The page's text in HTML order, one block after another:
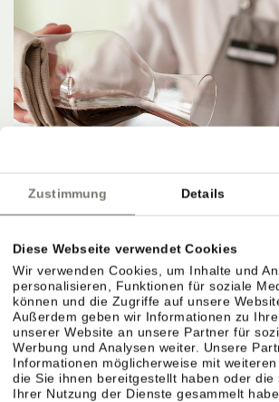
Zustimmung Details
Diese Webseite verwendet Cookies
Wir verwenden Cookies, um Inhalte und
personalisieren, Funktionen für soziale
können und die Zugriffe auf unsere
Außerdem geben wir Informationen zu
unserer Website an unsere Partner für
Werbung und Analysen weiter. Unsere
Informationen möglicherweise mit
die Sie ihnen bereitgestellt haben oder die
Ihrer Nutzung der Dienste gesammelt